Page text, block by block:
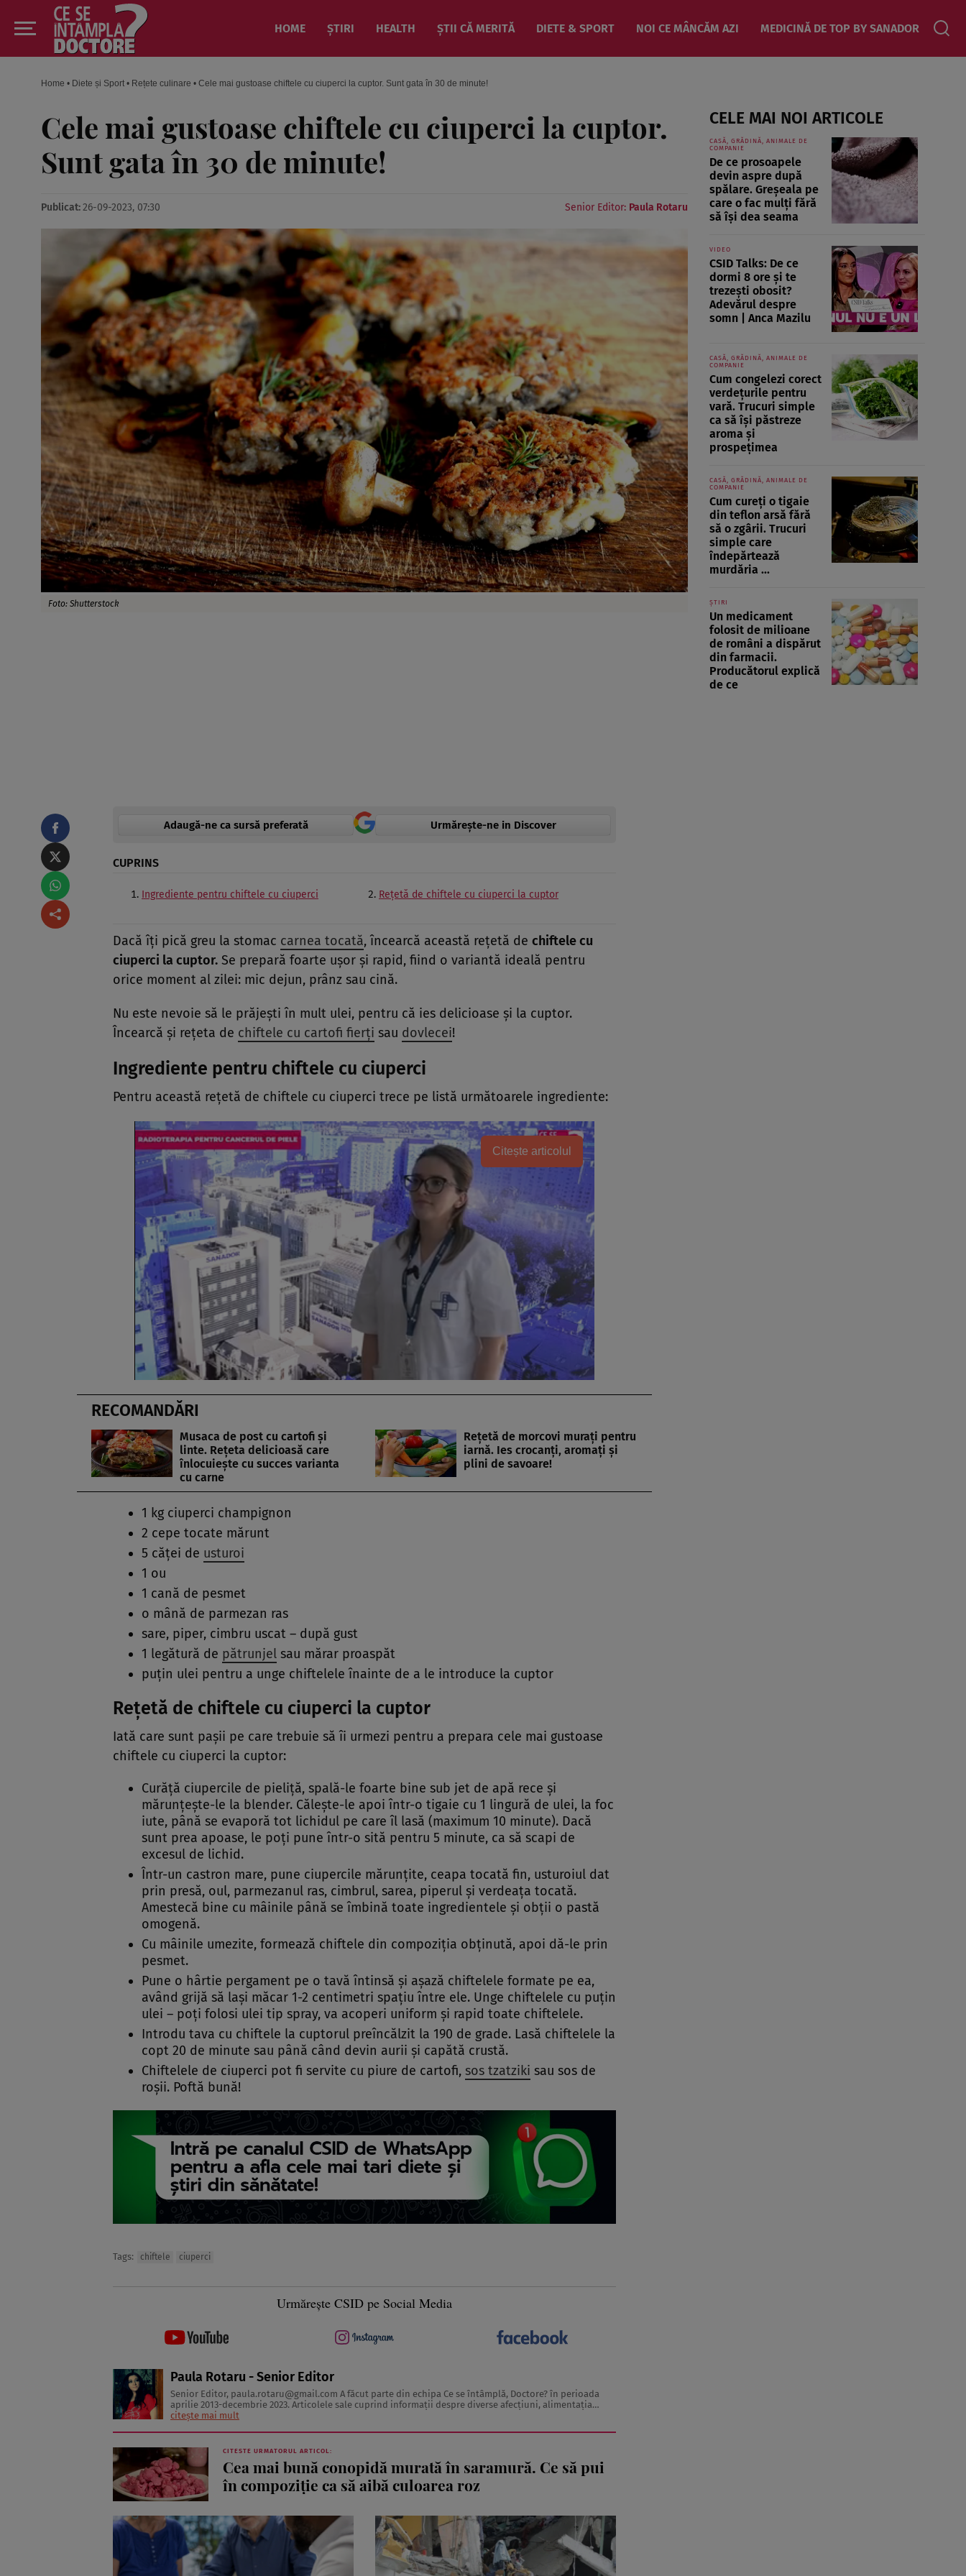
HOME ȘTIRI HEALTH ȘTII CĂ MERITĂ DIETE & SPORT NOI CE MÂNCĂM AZI MEDICINĂ DE TOP BY SANADOR
Home • Diete și Sport • Rețete culinare • Cele mai gustoase chiftele cu ciuperci la cuptor. Sunt gata în 30 de minute!
Cele mai gustoase chiftele cu ciuperci la cuptor.
Sunt gata în 30 de minute!
Publicat:26-09-2023, 07:30 Senior Editor: Paula Rotaru
Foto: Shutterstock
Adaugă-ne ca sursă preferată Urmărește-ne in Discover
CUPRINS
Ingrediente pentru chiftele cu ciuperci Rețetă de chiftele cu ciuperci la cuptor
Dacă îți pică greu la stomac carnea tocată, încearcă această rețetă de chiftele cu
ciuperci la cuptor. Se prepară foarte ușor și rapid, fiind o variantă ideală pentru
orice moment al zilei: mic dejun, prânz sau cină.
Nu este nevoie să le prăjești în mult ulei, pentru că ies delicioase și la cuptor.
Încearcă și rețeta de chiftele cu cartofi fierți sau dovlecei!
Ingrediente pentru chiftele cu ciuperci
Pentru această rețetă de chiftele cu ciuperci trece pe listă următoarele ingrediente:
Citește articolul
RECOMANDĂRI
Musaca de post cu cartofi și
linte. Rețeta delicioasă care
înlocuiește cu succes varianta
cu carne
Rețetă de morcovi murați pentru
iarnă. Ies crocanți, aromați și
plini de savoare!
1 kg ciuperci champignon
2 cepe tocate mărunt
5 căței de usturoi
1 ou
1 cană de pesmet
o mână de parmezan ras
sare, piper, cimbru uscat – după gust
1 legătură de pătrunjel sau mărar proaspăt
puțin ulei pentru a unge chiftelele înainte de a le introduce la cuptor
Rețetă de chiftele cu ciuperci la cuptor
Iată care sunt pașii pe care trebuie să îi urmezi pentru a prepara cele mai gustoase
chiftele cu ciuperci la cuptor:
Curăță ciupercile de pieliță, spală-le foarte bine sub jet de apă rece și
mărunțește-le la blender. Călește-le apoi într-o tigaie cu 1 lingură de ulei, la foc
iute, până se evaporă tot lichidul pe care îl lasă (maximum 10 minute). Dacă
sunt prea apoase, le poți pune într-o sită pentru 5 minute, ca să scapi de
excesul de lichid.
Într-un castron mare, pune ciupercile mărunțite, ceapa tocată fin, usturoiul dat
prin presă, oul, parmezanul ras, cimbrul, sarea, piperul și verdeața tocată.
Amestecă bine cu mâinile până se îmbină toate ingredientele și obții o pastă
omogenă.
Cu mâinile umezite, formează chiftele din compoziția obținută, apoi dă-le prin
pesmet.
Pune o hârtie pergament pe o tavă întinsă și așază chiftelele formate pe ea,
având grijă să lași măcar 1-2 centimetri spațiu între ele. Unge chiftelele cu puțin
ulei – poți folosi ulei tip spray, va acoperi uniform și rapid toate chiftelele.
Introdu tava cu chiftele la cuptorul preîncălzit la 190 de grade. Lasă chiftelele la
copt 20 de minute sau până când devin aurii și capătă crustă.
Chiftelele de ciuperci pot fi servite cu piure de cartofi, sos tzatziki sau sos de
roșii. Poftă bună!
Tags: chiftele ciuperci
Urmărește CSID pe Social Media
Paula Rotaru - Senior Editor
Senior Editor, paula.rotaru@gmail.com
aprilie 2013-decembrie 2023. Articolele sale cuprind informații despre diverse afecțiuni, alimentația
citește mai mult
CITESTE URMATORUL ARTICOL:
Cea mai bună conopidă murată în saramură. Ce să pui
în compoziție ca să aibă culoarea roz
CELE MAI NOI ARTICOLE
CASĂ, GRĂDINĂ, ANIMALE DE
COMPANIE
De ce prosoapele
devin aspre după
spălare. Greșeala pe
care o fac mulți fără
să își dea seama
VIDEO
CSID Talks: De ce
dormi 8 ore și te
trezești obosit?
Adevărul despre
somn | Anca Mazilu
CASĂ, GRĂDINĂ, ANIMALE DE
COMPANIE
Cum congelezi corect
verdețurile pentru
vară. Trucuri simple
ca să își păstreze
aroma și
prospețimea
CASĂ, GRĂDINĂ, ANIMALE DE
COMPANIE
Cum cureți o tigaie
din teflon arsă fără
să o zgârii. Trucuri
simple care
îndepărtează
murdăria ...
ȘTIRI
Un medicament
folosit de milioane
de români a dispărut
din farmacii.
Producătorul explică
de ce